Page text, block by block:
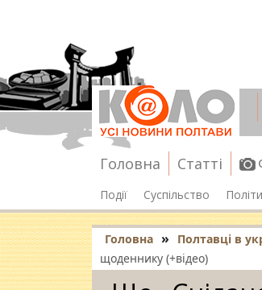
Головна Статті
Події Суспільство
Головна » Полтавці в
щоденнику (+відео)